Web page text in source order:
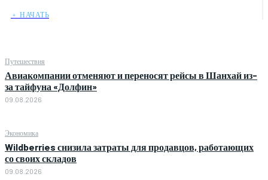
﹢ НАЧАТЬ
Путешествия
Авиакомпании отменяют и переносят рейсы в Шанхай из-
за тайфуна «Долфин»
09.08.2026
Экономика
Wildberries снизила затраты для продавцов, работающих
со своих складов
09.08.2026